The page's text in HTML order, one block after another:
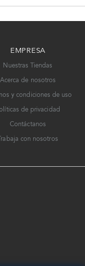
EMPRESA
Nuestras Tiendas
Acerca de nosotros
y condiciones de uso
de privacidad
Contáctanos
con nosotros